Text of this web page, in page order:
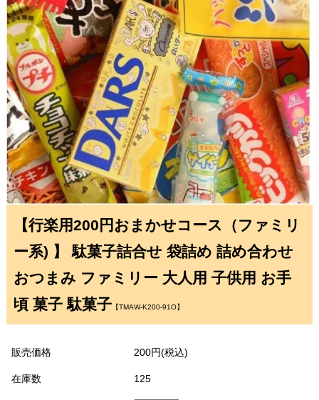
【行楽用200円おまかせコース（ファミリ
ー系) 】 駄菓子詰合せ 袋詰め 詰め合わせ
おつまみ ファミリー 大人用 子供用 お手
頃 菓子 駄菓子【TMAW-K200-91O】
販売価格 200円(税込)
在庫数 125